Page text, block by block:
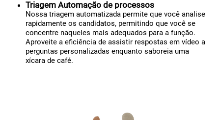
Triagem Automação de processos
Nossa triagem automatizada permite que você analise
rapidamente os candidatos, permitindo que você se
concentre naqueles mais adequados para a função.
Aproveite a eficiência de assistir respostas em vídeo a
perguntas personalizadas enquanto saboreia uma
xícara de café.